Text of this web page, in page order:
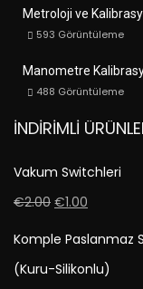
Metroloji ve
593 Görüntüleme
Manometre
488 Görüntüleme
İNDIRIMLI
Vakum Switchleri
€2.00 €1.00
Komple Paslanmaz
(Kuru-Silikonlu)